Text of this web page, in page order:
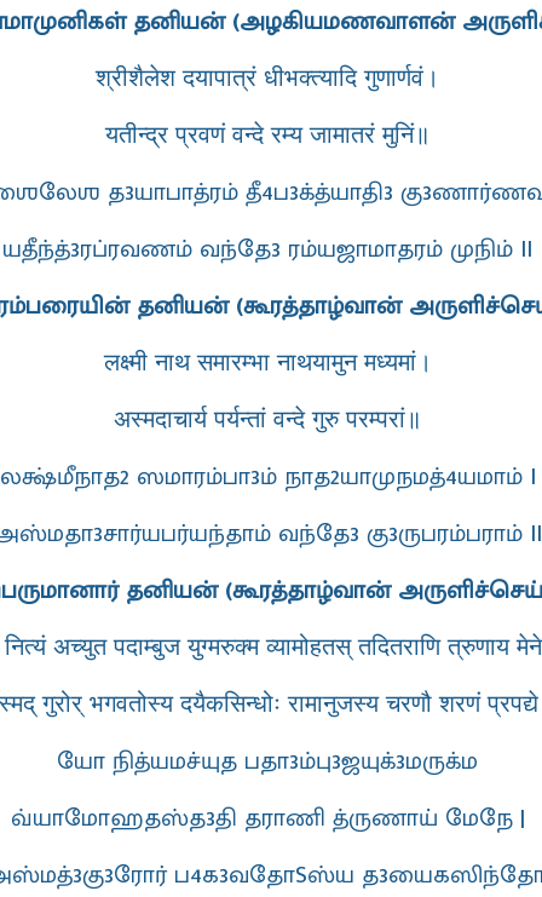
தனியன் (அழகியமணவாளன்
श्रीशैलेश दयापात्रं धीभक्त्यादि गुणार्णवं।
यतीन्द्र प्रवणं वन्दे रम्य जामातरं मुनिं॥
த3யாபாத்ரம் தீ4ப3க்த்யாதி3 கு3
யதீந்த்3ரப்ரவணம் வந்தே3 ரம்யஜாமாதரம் முநிம் II
தனியன் (கூரத்தாழ்வான்
लक्ष्मी नाथ समारम्भा नाथयामुन मध्यमां।
अस्मदाचार्य पर्यन्तां वन्दे गुरु परम्परां॥
லக்ஷ்மீநாத2 ஸமாரம்பா3ம் நாத2யாமுநமத்4யமாம் I
வந்தே3 கு3ருபரம்பராம் II
தனியன் (கூரத்தாழ்வான்
अच्युत पदाम्बुज युग्मरुक्म व्यामोहतस् तदितराणि त्रुणाय
गुरोर् भगवतोस्य दयैकसिन्धोः रामानुजस्य चरणौ शरणं
யோ நித்யமச்யுத பதா3ம்பு3ஜயுக்3மருக்ம
வ்யாமோஹதஸ்த3தி தராணி த்ருணாய் மேநே |
ப4க3வதோSஸ்ய